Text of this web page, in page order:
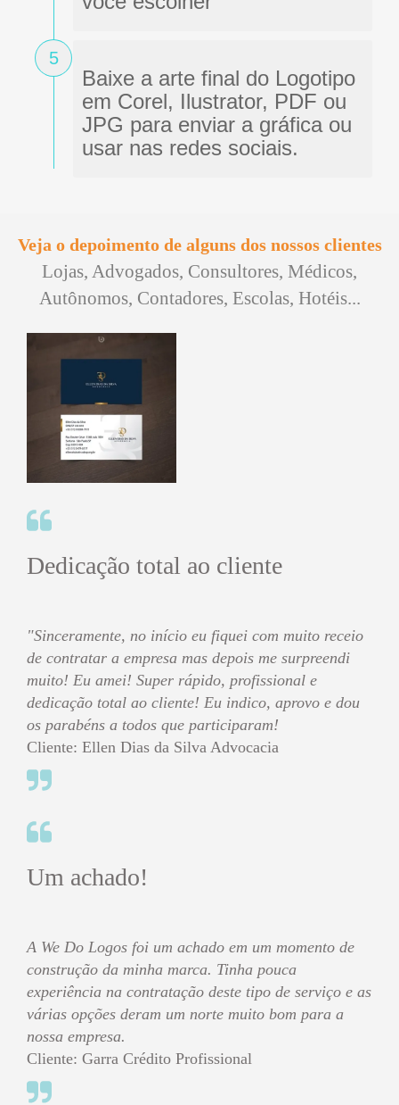
5
Baixe a arte final do Logotipo
em Corel, Ilustrator, PDF ou
JPG para enviar a gráfica ou
usar nas redes sociais.
Veja o depoimento de alguns dos nossos clientes
Lojas, Advogados, Consultores, Médicos,
Autônomos, Contadores, Escolas, Hotéis...
Dedicação total ao cliente
"Sinceramente, no início eu fiquei com muito receio
de contratar a empresa mas depois me surpreendi
muito! Eu amei! Super rápido, profissional e
dedicação total ao cliente! Eu indico, aprovo e dou
os parabéns a todos que participaram!
Cliente: Ellen Dias da Silva Advocacia
Um achado!
A We Do Logos foi um achado em um momento de
construção da minha marca. Tinha pouca
experiência na contratação deste tipo de serviço e as
várias opções deram um norte muito bom para a
nossa empresa.
Cliente: Garra Crédito Profissional